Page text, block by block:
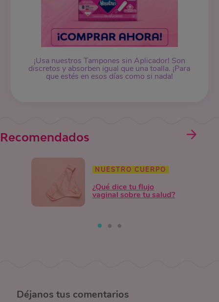
¡Usa nuestros Tampones sin Aplicador! Son
discretos y absorben igual que una toalla. ¡Para
que estés en esos días como si nada!
Recomendados
NUESTRO CUERPO
¿Qué dice tu flujo
vaginal sobre tu salud?
Déjanos tus comentarios